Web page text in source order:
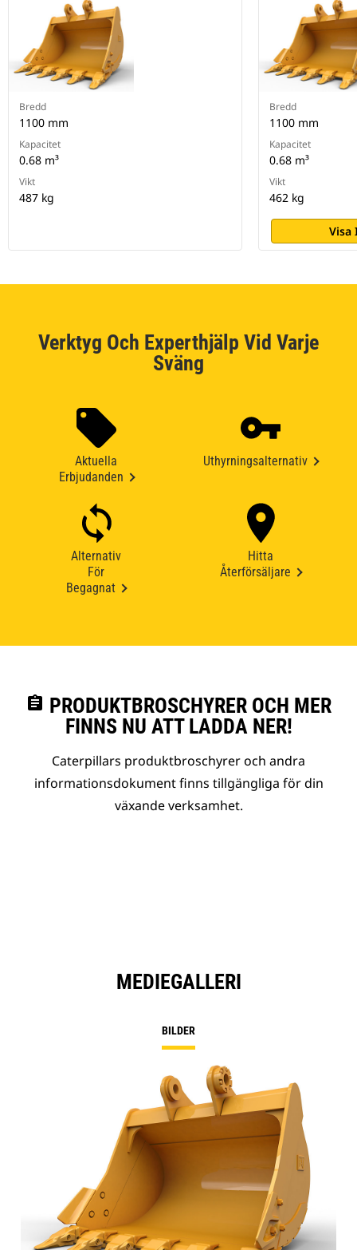
Bredd
1100 mm
Kapacitet
0.68 m³
Vikt
487 kg
Bredd
1100 mm
Kapacitet
0.68 m³
Vikt
462 kg
Visa
Verktyg Och Experthjälp Vid Varje
Sväng
Aktuella
Erbjudanden
Uthyrningsalternativ
Alternativ
För
Begagnat
Hitta
Återförsäljare
assignment PRODUKTBROSCHYRER OCH MER
FINNS NU ATT LADDA NER!
Caterpillars produktbroschyrer och andra
informationsdokument finns tillgängliga för din
växande verksamhet.
MEDIEGALLERI
BILDER